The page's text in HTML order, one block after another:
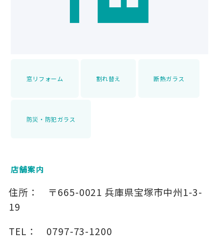
窓リフォーム 割れ替え 断熱ガラス
防災・防犯ガラス
店舗案内
住所： 〒665-0021 兵庫県宝塚市中州1-3-
19
TEL：
0797-73-1200